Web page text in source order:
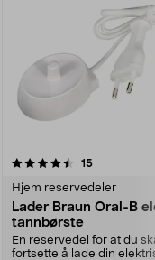
15anmeldelser
Hjem reservedeler
Lader Braun Oral-B
tannbørste
En reservedel for at du
fortsette å lade din
4.5av 5 stjerner